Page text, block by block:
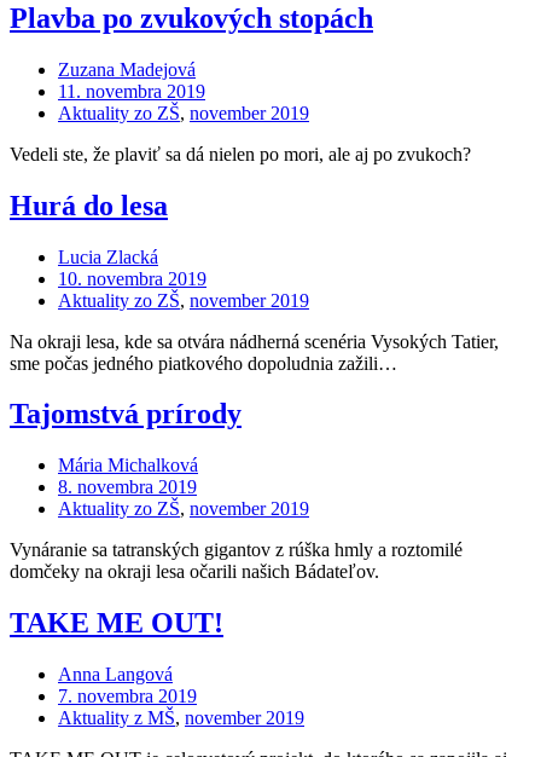
Plavba po zvukových stopách
Zuzana Madejová
11. novembra 2019
Aktuality zo ZŠ, november 2019
Vedeli ste, že plaviť sa dá nielen po mori, ale aj po zvukoch?
Hurá do lesa
Lucia Zlacká
10. novembra 2019
Aktuality zo ZŠ, november 2019
Na okraji lesa, kde sa otvára nádherná scenéria Vysokých Tatier,
sme počas jedného piatkového dopoludnia zažili…
Tajomstvá prírody
Mária Michalková
8. novembra 2019
Aktuality zo ZŠ, november 2019
Vynáranie sa tatranských gigantov z rúška hmly a roztomilé
domčeky na okraji lesa očarili našich Bádateľov.
TAKE ME OUT!
Anna Langová
7. novembra 2019
Aktuality z MŠ, november 2019